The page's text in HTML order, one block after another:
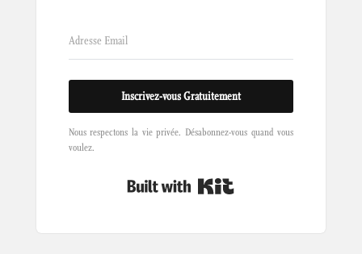
Inscrivez-vous Gratuitement
Nous respectons la vie privée. Désabonnez-vous quand vous
voulez.